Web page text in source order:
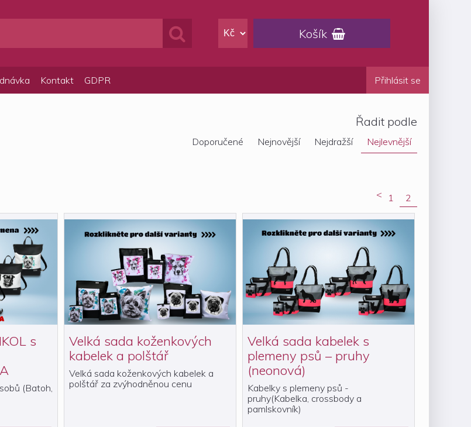
Kontakt GDPR Přihlásit se
Košík 
Řadit podle
Doporučené Nejnovější Nejdražší Nejlevnější
< 1 2
s
(Batoh,
Velká sada koženkových
kabelek a polštář
Velká sada koženkových kabelek a
polštář za zvýhodněnou cenu
Velká sada kabelek s
plemeny psů – pruhy
(neonová)
Kabelky s plemeny psů -
pruhy(Kabelka, crossbody a
pamlskovník)